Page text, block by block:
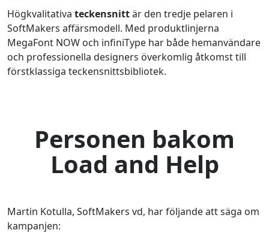
Högkvalitativa teckensnittär den tredje pelaren i
SoftMakers affärsmodell. Med produktlinjerna
MegaFont NOW och infiniType har både hemanvändare
och professionella designers överkomlig åtkomst till
förstklassiga teckensnittsbibliotek.
Personen bakom
Load and Help
Martin Kotulla, SoftMakers vd, har följande att säga om
kampanjen: